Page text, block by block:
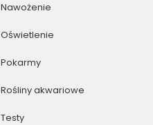
Nawożenie
Oświetlenie
Pokarmy
Rośliny akwariowe
Testy